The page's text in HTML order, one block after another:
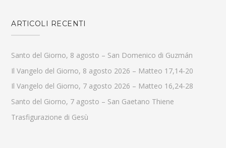
ARTICOLI RECENTI
Santo del Giorno, 8 agosto – San Domenico di Guzmán
Il Vangelo del Giorno, 8 agosto 2026 – Matteo 17,14-20
Il Vangelo del Giorno, 7 agosto 2026 – Matteo 16,24-28
Santo del Giorno, 7 agosto – San Gaetano Thiene
Trasfigurazione di Gesù